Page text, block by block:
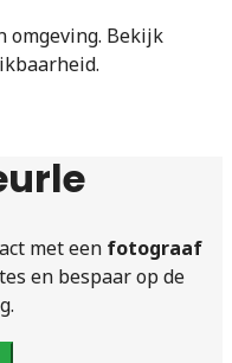
omgeving. Bekijk
met een fotograaf
en bespaar op de